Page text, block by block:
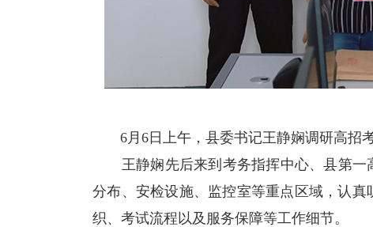
6月6日上午，县委书记王静娴调研高招考
王静娴先后来到考务指挥中心、县第一
分布、安检设施、监控室等重点区域，认
织、考试流程以及服务保障等工作细节。